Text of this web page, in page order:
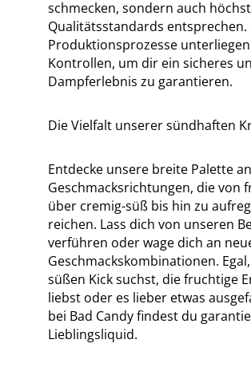
schmecken, sondern auch
Qualitätsstandards entsprechen.
Produktionsprozesse
Kontrollen, um dir ein sicheres
Dampferlebnis zu garantieren.
Die Vielfalt unserer sündhaften
Entdecke unsere breite Palette
Geschmacksrichtungen, die von
über cremig-süß bis hin zu
reichen. Lass dich von unseren
verführen oder wage dich an
Geschmackskombinationen.
süßen Kick suchst, die fruchtige
liebst oder es lieber etwas
bei Bad Candy findest du
Lieblingsliquid.